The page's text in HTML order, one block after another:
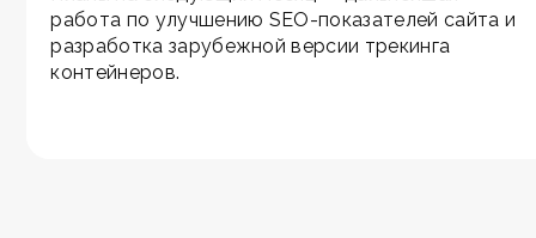
работа по улучшению SEO-показателей сайта и
разработка зарубежной версии трекинга
контейнеров.